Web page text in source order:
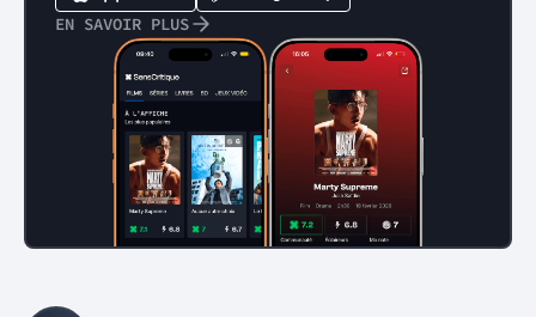
EN SAVOIR PLUS